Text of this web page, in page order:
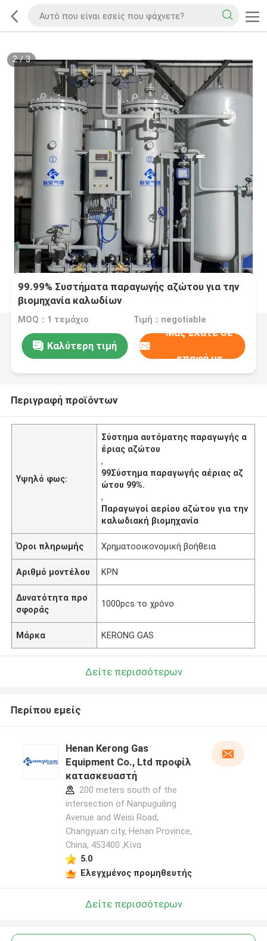
2/3
99.99% Συστήματα παραγωγής αζώτου για την
βιομηχανία καλωδίων
MOQ：1 τεμάχιο Τιμή：negotiable
Καλύτερη τιμή
Μας ελάτε σε
επαφή με
Περιγραφή προϊόντων
Υψηλό φως:
Σύστημα αυτόματης παραγωγής α
έριας αζώτου
,
99Σύστημα παραγωγής αέριας αζ
ώτου 99%.
,
Παραγωγοί αερίου αζώτου για την
καλωδιακή βιομηχανία
Όροι πληρωμής Χρηματοοικονομική βοήθεια
Αριθμό μοντέλου ΚΡΝ
Δυνατότητα προ
σφοράς
1000pcs το χρόνο
Μάρκα KERONG GAS
Δείτε περισσότερων
Περίπου εμείς
Henan Kerong Gas
Equipment Co., Ltd προφίλ
κατασκευαστή
200 meters south of the
intersection of Nanpuguiling
Avenue and Weisi Road,
Changyuan city, Henan Province,
China, 453400 ,Κίνα
5.0
Ελεγχμένος προμηθευτής
Δείτε περισσότερων